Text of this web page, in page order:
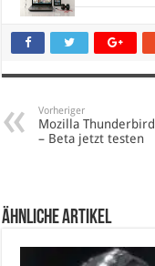
Vorheriger
Mozilla
– Beta jetzt testen
Ähnliche Artikel